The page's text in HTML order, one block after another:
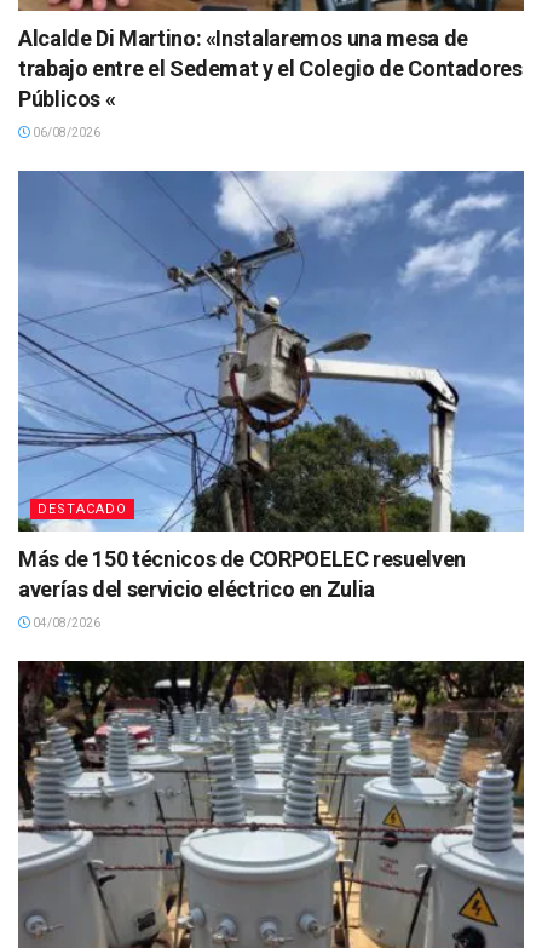
Alcalde Di Martino: «Instalaremos una mesa de
trabajo entre el Sedemat y el Colegio de Contadores
Públicos «
06/08/2026
DESTACADO
Más de 150 técnicos de CORPOELEC resuelven
averías del servicio eléctrico en Zulia
04/08/2026